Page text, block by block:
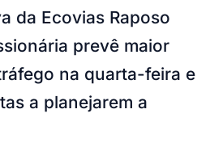
da Ecovias Raposo
prevê maior
na quarta-feira e
a planejarem a